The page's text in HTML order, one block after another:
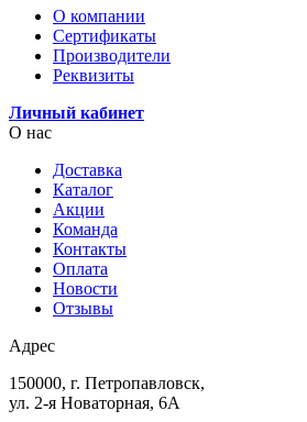
О компании
Сертификаты
Производители
Реквизиты
Личный кабинет
О нас
Доставка
Каталог
Акции
Команда
Контакты
Оплата
Новости
Отзывы
Адрес
150000, г. Петропавловск,
ул. 2-я Новаторная, 6А